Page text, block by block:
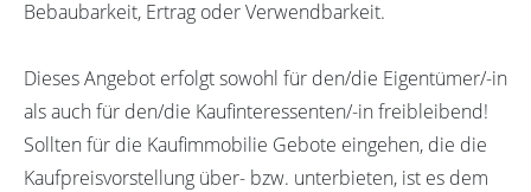
Bebaubarkeit, Ertrag oder Verwendbarkeit.
Dieses Angebot erfolgt sowohl für den/die Eigentümer/-in
als auch für den/die Kaufinteressenten/-in freibleibend!
Sollten für die Kaufimmobilie Gebote eingehen, die die
Kaufpreisvorstellung über- bzw. unterbieten, ist es dem